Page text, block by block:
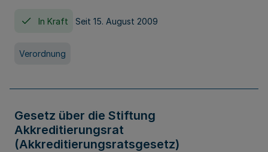
In Kraft Seit 15. August 2009
Verordnung
Gesetz über die Stiftung
Akkreditierungsrat
(Akkreditierungsratsgesetz)